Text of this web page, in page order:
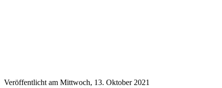
Veröffentlicht am Mittwoch, 13. Oktober 2021